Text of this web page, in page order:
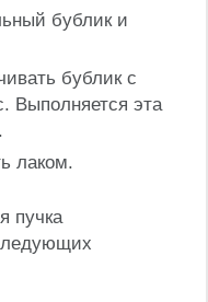
бублик и
бублик с
Выполняется эта
лаком.
пучка